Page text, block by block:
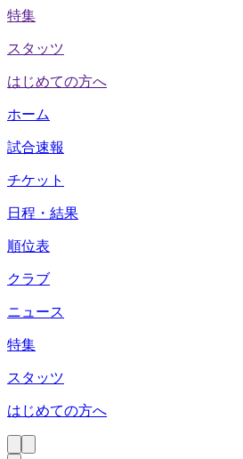
特集
スタッツ
はじめての方へ
ホーム
試合速報
チケット
日程・結果
順位表
クラブ
ニュース
特集
スタッツ
はじめての方へ